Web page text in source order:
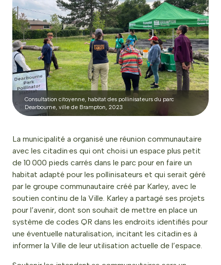
Consultation citoyenne, habitat des pollinisateurs du parc
Dearbourne, ville de Brampton, 2023
La municipalité a organisé une réunion communautaire
avec les citadin·es qui ont choisi un espace plus petit
de 10 000 pieds carrés dans le parc pour en faire un
habitat adapté pour les pollinisateurs et qui serait géré
par le groupe communautaire créé par Karley, avec le
soutien continu de la Ville. Karley a partagé ses projets
pour l’avenir, dont son souhait de mettre en place un
système de codes QR dans les endroits identifiés pour
une éventuelle naturalisation, incitant les citadin·es à
informer la Ville de leur utilisation actuelle de l’espace.